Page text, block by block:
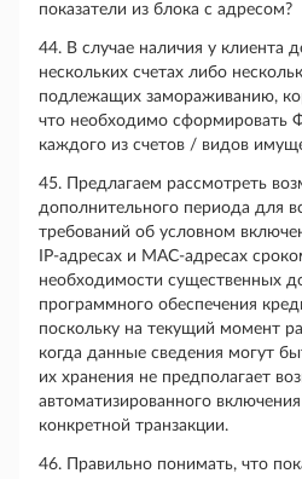
показатели из блока с адресом?
44. В случае наличия у клиента
нескольких счетах либо
подлежащих замораживанию,
что необходимо сформировать
каждого из счетов / видов
45. Предлагаем рассмотреть
дополнительного периода для
требований об условном
IP-адресах и МАС-адресах
необходимости существенных
программного обеспечения
поскольку на текущий момент
когда данные сведения могут
их хранения не предполагает
автоматизированного
конкретной транзакции.
46. Правильно понимать, что